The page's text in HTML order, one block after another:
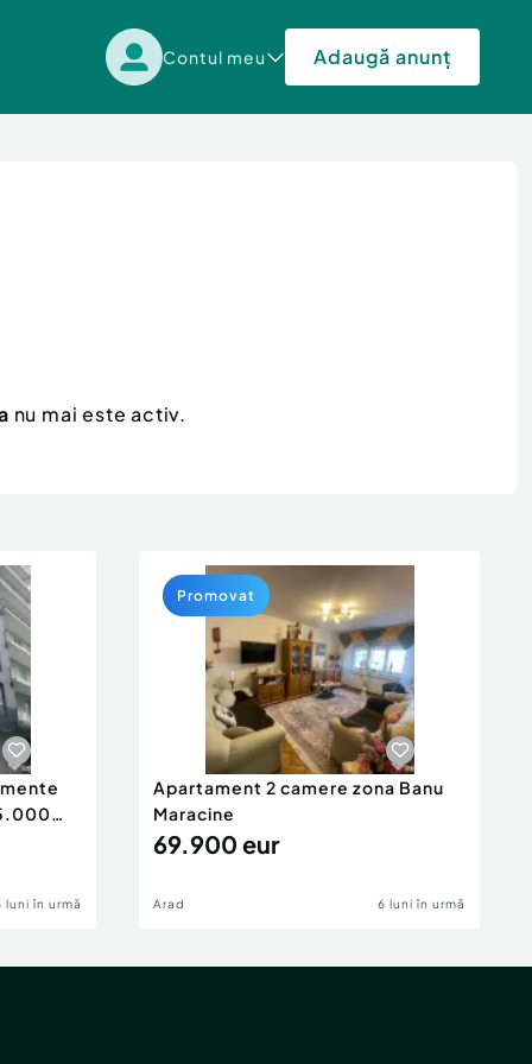
Contul meu Adaugă anunț
nu mai este activ.
luni în urmă
Apartament 2 camere zona Banu
Maracine
69.900 eur
Arad 6 luni în urmă
Promovat